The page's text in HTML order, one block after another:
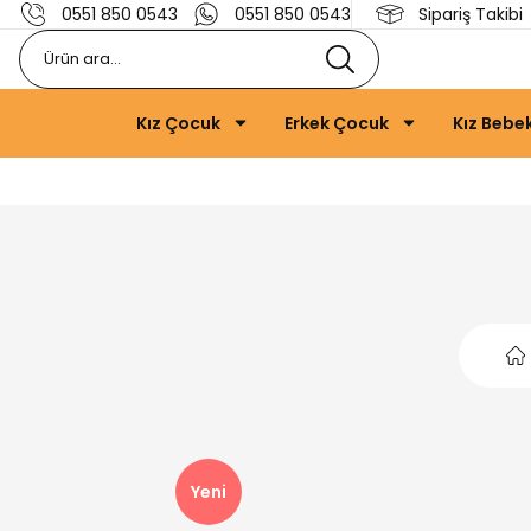
0551 850 0543 0551 850 0543 Sipariş Takibi
Kız Çocuk Erkek Çocuk Kız
Yeni